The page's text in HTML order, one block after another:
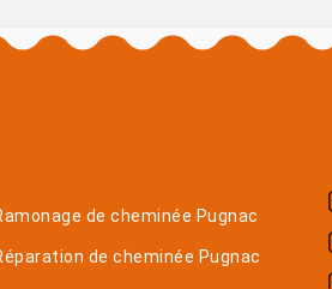
de cheminée Pugnac
de cheminée Pugnac